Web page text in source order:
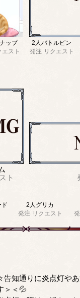
ップ
エスト
2人バトルピン
発注 リクエスト
ト
ド
2人グリカ
発注 リクエスト
告知通りに炎点灯や
＞＜💦